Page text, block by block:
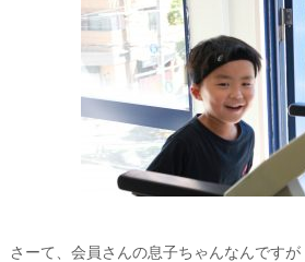
さーて、会員さんの息子ちゃんなんですが